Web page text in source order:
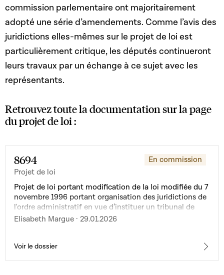
commission parlementaire ont majoritairement
adopté une série d’amendements. Comme l’avis des
juridictions elles-mêmes sur le projet de loi est
particulièrement critique, les députés continueront
leurs travaux par un échange à ce sujet avec les
représentants.
Retrouvez toute la documentation sur la page
du projet de loi :
8694
Projet de loi
En commission
Projet de loi portant modification de la loi modifiée du 7
novembre 1996 portant organisation des juridictions de
l'ordre administratif en vue d’instituer un tribunal de
l’asile et de l’immigration
Elisabeth Margue · 29.01.2026
Voir le dossier